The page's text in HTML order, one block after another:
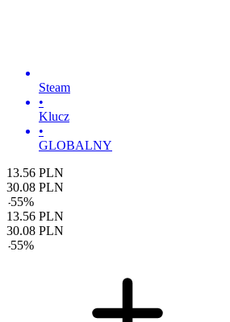
Steam
•
Klucz
•
GLOBALNY
13.56 PLN
30.08 PLN
-55%
13.56 PLN
30.08 PLN
-55%